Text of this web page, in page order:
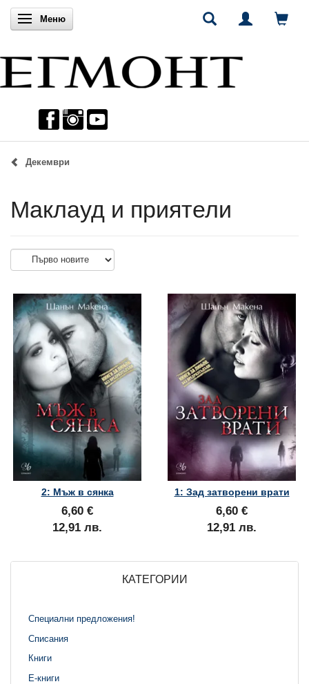
Включи навигацията
Меню
Декември
Маклауд и приятели
2: Мъж в сянка
6,60 €
12,91 лв.
1: Зад затворени врати
6,60 €
12,91 лв.
КАТЕГОРИИ
Специални предложения!
Списания
Книги
Е-книги